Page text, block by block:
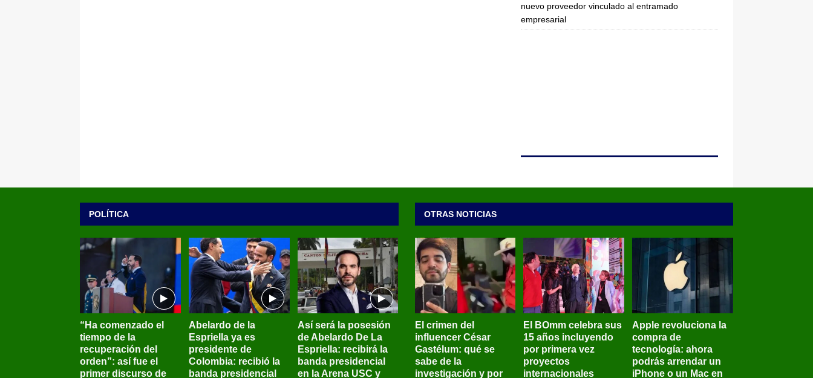
nuevo proveedor vinculado al entramado
empresarial
POLÍTICA
“Ha comenzado el
tiempo de la
recuperación del
orden”: así fue el
primer discurso de
Abelardo de la
Espriella ya es
presidente de
Colombia: recibió la
banda presidencial
Así será la posesión
de Abelardo De La
Espriella: recibirá la
banda presidencial
en la Arena USC y
OTRAS NOTICIAS
El crimen del
influencer César
Gastélum: qué se
sabe de la
investigación y por
El BOmm celebra sus
15 años incluyendo
por primera vez
proyectos
internacionales
Apple revoluciona la
compra de
tecnología: ahora
podrás arrendar un
iPhone o un Mac en